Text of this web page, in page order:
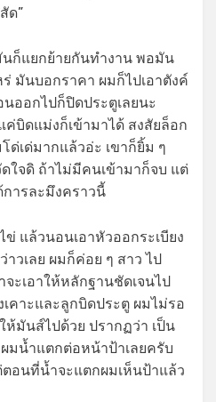
ด”
ก็แยกย้ายกันทำงาน พอมัน
มันบอกราคา ผมก็ไปเอาตังค์
ออกไปก็ปิดประตูเลยนะ
ค่บิดแม่งก็เข้ามาได้ สงสัยล็อก
ด่เด่มากแล้วอ่ะ เขาก็ยิ้ม ๆ
ใจดิ ถ้าไม่มีคนเข้ามาก็จบ แต่
ารละมึงคราวนี้
ข่ แล้วนอนเอาหัวออกระเบียง
วเลย ผมก็ค่อย ๆ สาว ไป
ะเอาให้หลักฐานชัดเจนไป
คาะและลูกบิดประตู ผมไม่รอ
ห้มันส์ไปด้วย ปรากฏว่า เป็น
มน้ำแตกต่อหน้าป้าเลยครับ
ตอนที่น้ำจะแตกผมเห็นป้าแล้ว